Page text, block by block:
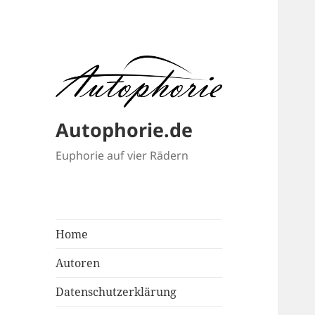
Autophorie.de
Euphorie auf vier Rädern
Home
Autoren
Datenschutzerklärung